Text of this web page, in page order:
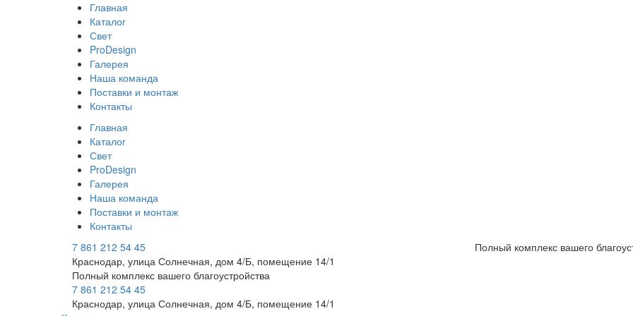
Главная
Каталог
Свет
ProDesign
Галерея
Наша команда
Поставки и монтаж
Контакты
Главная
Каталог
Свет
ProDesign
Галерея
Наша команда
Поставки и монтаж
Контакты
7 861 212 54 45
Краснодар, улица Солнечная, дом 4/Б, помещение 14/1
Полный комплекс вашего
Полный комплекс вашего благоустройства
7 861 212 54 45
Краснодар, улица Солнечная, дом 4/Б, помещение 14/1